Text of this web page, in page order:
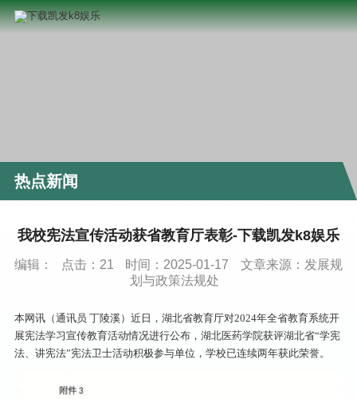
热点新闻
我校宪法宣传活动获省教育厅表彰-下载凯发k8娱乐
编辑： 点击： 21 时间：2025-01-17
文章来源：发展规
划与政策法规处
本网讯（通讯员 丁陵溪）近日，湖北省教育厅对2024年全省教育系统开
展宪法学习宣传教育活动情况进行公布，湖北医药学院获评湖北省“学宪
法、讲宪法”宪法卫士活动积极参与单位，学校已连续两年获此荣誉。